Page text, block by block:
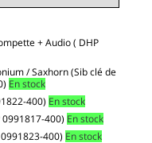
+ Audio ( DHP
/ Saxhorn (Sib clé de
En stock
400) En stock
400) En stock
400) En stock